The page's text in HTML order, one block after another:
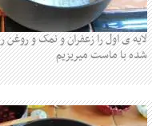
لایه ی اول را زعفران و نمک و
شده با ماست میریزیم